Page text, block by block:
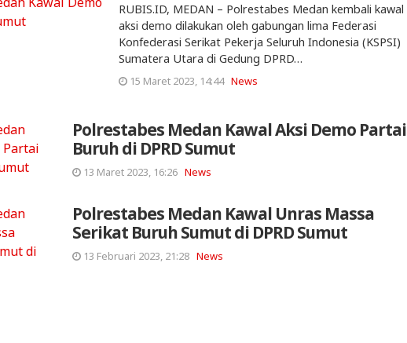
RUBIS.ID, MEDAN – Polrestabes Medan kembali kawal
aksi demo dilakukan oleh gabungan lima Federasi
Konfederasi Serikat Pekerja Seluruh Indonesia (KSPSI)
Sumatera Utara di Gedung DPRD…
15 Maret 2023, 14:44 News
Polrestabes Medan Kawal Aksi Demo Partai
Buruh di DPRD Sumut
13 Maret 2023, 16:26 News
Polrestabes Medan Kawal Unras Massa
Serikat Buruh Sumut di DPRD Sumut
13 Februari 2023, 21:28 News